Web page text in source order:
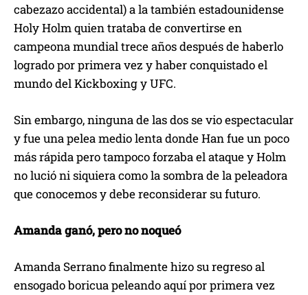
cabezazo accidental) a la también estadounidense
Holy Holm quien trataba de convertirse en
campeona mundial trece años después de haberlo
logrado por primera vez y haber conquistado el
mundo del Kickboxing y UFC.
Sin embargo, ninguna de las dos se vio espectacular
y fue una pelea medio lenta donde Han fue un poco
más rápida pero tampoco forzaba el ataque y Holm
no lució ni siquiera como la sombra de la peleadora
que conocemos y debe reconsiderar su futuro.
Amanda ganó, pero no noqueó
Amanda Serrano finalmente hizo su regreso al
ensogado boricua peleando aquí por primera vez